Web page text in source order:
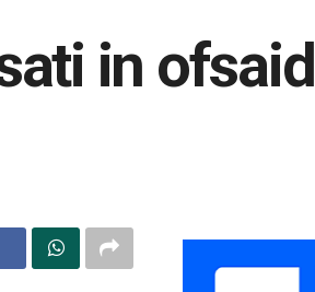
in ofsaid